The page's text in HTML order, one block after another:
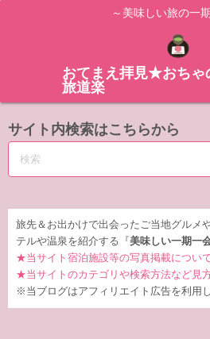
ス
ッ
～美味しい旅の一
おてまえ拝見★おちゃ
旅道楽
サイト内検索はこちらから
旅先＆お出かけで出会ったご当地グルメ
テルや温泉を紹介する『 美味しい一期一会
★当サイト宿泊施設等の写真掲載につい
★当サイトのカテゴリや検索方法など見
※当ブログはアフィリエイト広告を利用